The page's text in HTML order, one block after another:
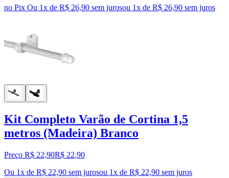
no Pix Ou 1x de R$ 26,90 sem jurosou 1x de R$ 26,90 sem juros
Kit Completo Varão de Cortina 1,5
metros (Madeira) Branco
Preço R$ 22,90R$ 22,90
Ou 1x de R$ 22,90 sem jurosou 1x de R$ 22,90 sem juros